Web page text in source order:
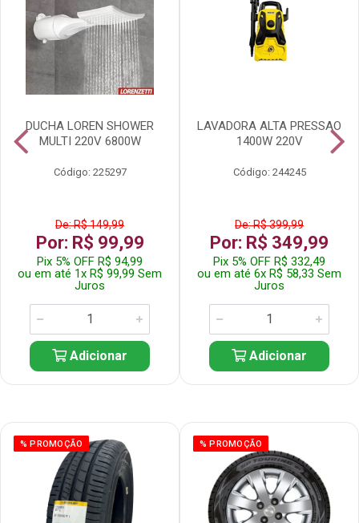
DUCHA LOREN SHOWER
MULTI 220V 6800W
Código: 225297
De: R$ 149,99
Por: R$ 99,99
Pix 5% OFF R$ 94,99
ou em até 1x R$ 99,99 Sem
Juros
Adicionar
LAVADORA ALTA PRESSAO
1400W 220V
Código: 244245
De: R$ 399,99
Por: R$ 349,99
Pix 5% OFF R$ 332,49
ou em até 6x R$ 58,33 Sem
Juros
Adicionar
% PROMOÇÃO % PROMOÇÃO